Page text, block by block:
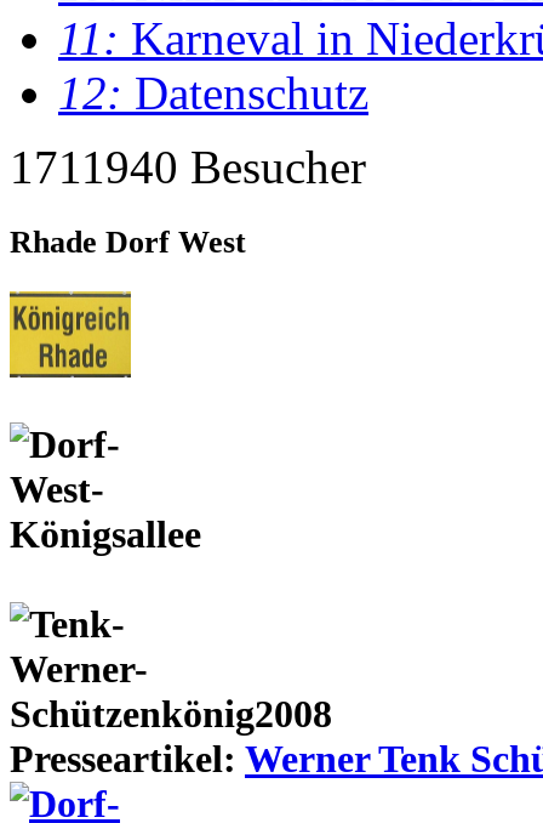
11: Karneval in
12: Datenschutz
1711940 Besucher
Rhade Dorf West
Presseartikel: Werner Tenk